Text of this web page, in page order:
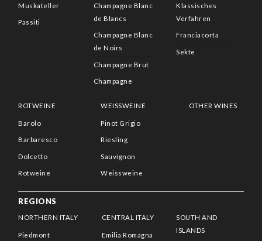
Muskateller
Passiti
Champagne Blanc
de Blancs
Champagne Blanc
de Noirs
Champagne Brut
Champagne
Klassisches
Verfahren
Franciacorta
Sekte
ROTWEINE
Barolo
Barbaresco
Dolcetto
Rotweine
WEISSWEINE
Pinot Grigio
Riesling
Sauvignon
Weissweine
OTHER WINES
REGIONS
NORTHERN ITALY
Piedmont
CENTRAL ITALY
Emilia Romagna
SOUTH AND
ISLANDS